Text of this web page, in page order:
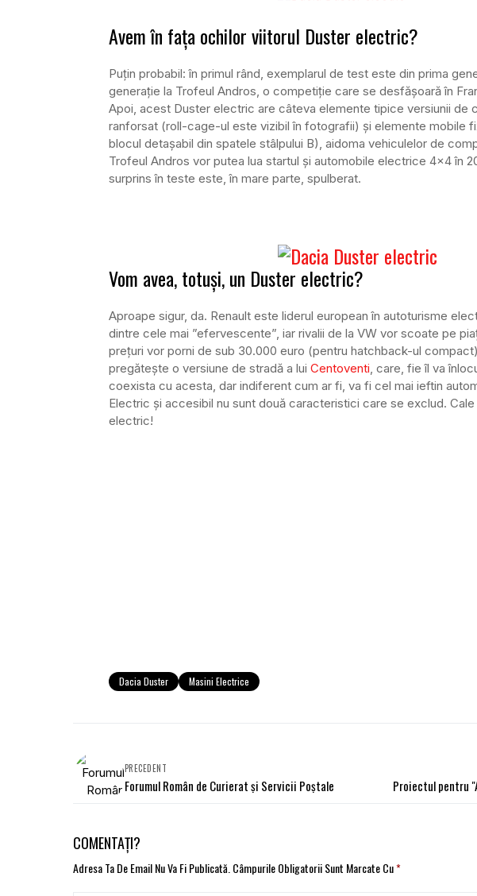
Avem în fața ochilor viitorul Duster electric?
Puțin probabil: în primul rând, exemplarul de test este din prima
generație la Trofeul Andros, o competiție care se desfășoară în
Apoi, acest Duster electric are câteva elemente tipice versiunii
ranforsat (roll-cage-ul este vizibil în fotografii) și elemente mobile
blocul detașabil din spatele stâlpului B), aidoma vehiculelor de
Trofeul Andros vor putea lua startul și automobile electrice 4×4 în
surprins în teste este, în mare parte, spulberat.
Vom avea, totuși, un Duster electric?
Aproape sigur, da. Renault este liderul european în autoturisme
dintre cele mai ”efervescente”, iar rivalii de la VW vor scoate pe
prețuri vor porni de sub 30.000 euro (pentru hatchback-ul
pregătește o versiune de stradă a lui Centoventi, care, fie îl va
coexista cu acesta, dar indiferent cum ar fi, va fi cel mai ieftin
Electric și accesibil nu sunt două caracteristici care se exclud.
electric!
Dacia Duster Masini Electrice
PRECEDENT
Forumul Român de Curierat și Servicii Poștale Proiectul pentru
COMENTAȚI?
Adresa Ta De Email Nu Va Fi Publicată. Câmpurile Obligatorii Sunt Marcate Cu*